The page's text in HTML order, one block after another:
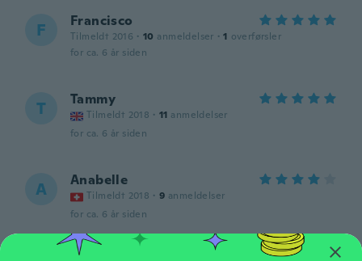
F Francisco
Tilmeldt 2016 · 10 anmeldelser · 1 overførsler
for ca. 6 år siden
T Tammy
Tilmeldt 2018 · 11 anmeldelser
for ca. 6 år siden
A Anabelle
Tilmeldt 2018 · 9 anmeldelser
for ca. 6 år siden